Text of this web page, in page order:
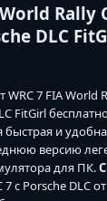
World Rally
DLC
WRC 7 FIA World
FitGirl
быстрая и
версию
для ПК.
7 с Porsche DLC